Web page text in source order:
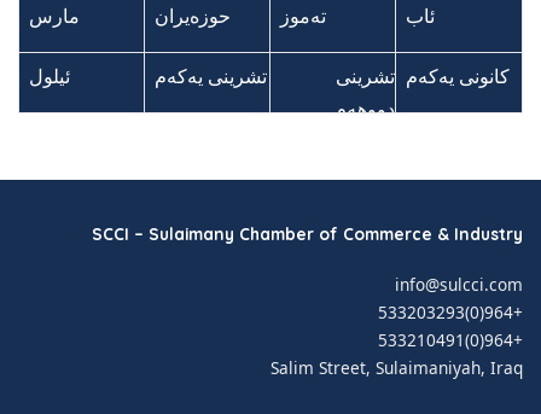
مارس حوزەیران تەموز ئاب
ئیلول تشرینی یەکەم
تشرینی
دووهەم
کانونی یەکەم
مارس حوزەیران تەموز ئاب
ئیلول تشرینی یەکەم
تشرینی
دووهەم
کانونی یەکەم
SCCI – Sulaimany Chamber of Commerce & Industry
info@sulcci.com
+964(0)533203293
+964(0)533210491
Salim Street, Sulaimaniyah, Iraq